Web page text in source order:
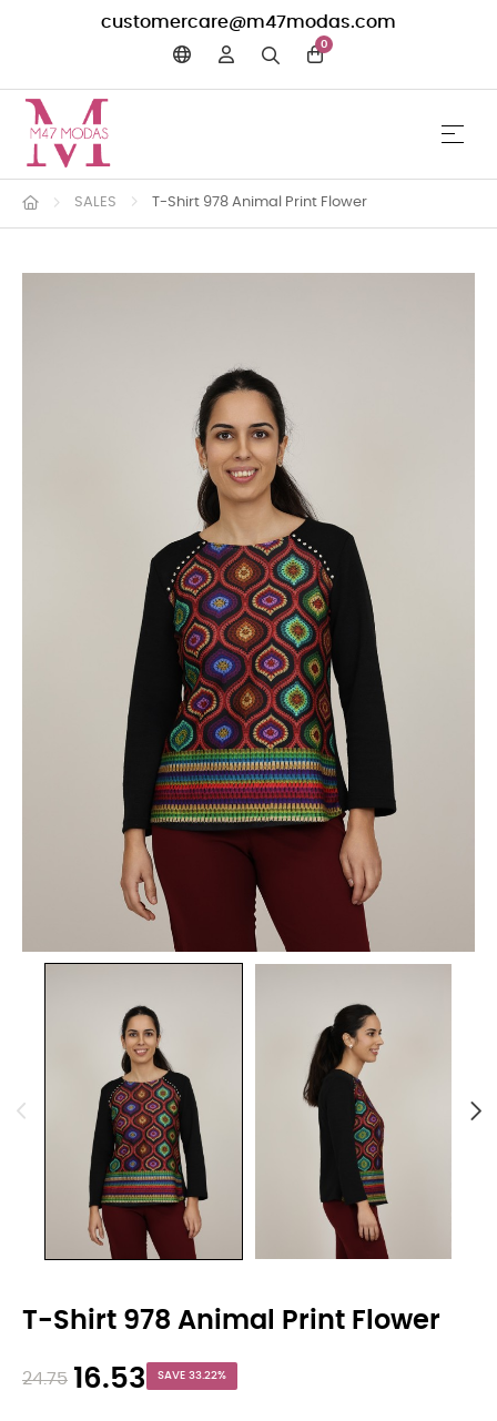
customercare@m47modas.com
0
Toggle
☰
SALES T-Shirt 978 Animal Print Flower
T-Shirt 978 Animal Print Flower
24.75 16.53 SAVE 33.22%